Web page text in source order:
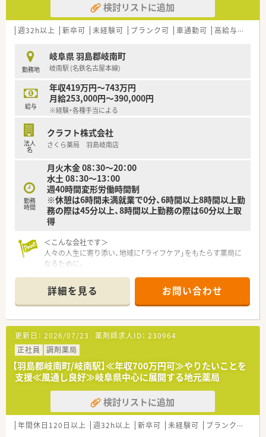
検討リストに追加
週32h以上 新卒可 未経験可 ブランク可 車通勤可 高給与(600万円以上)
勤務地
岐阜県 羽島郡岐南町
岐南駅 (名鉄名古屋本線)
給与
年収419万円～743万円
月給253,000円～390,000円
※経験・各種手当による
法人
名
クラフト株式会社
さくら薬局 羽島岐南店
勤務
時間
月火木金 08：30～20：00
水土 08：30～13：00
週40時間変形労働時間制
※休憩は6時間未満就業で0分、6時間以上8時間以上勤
務の際は45分以上、8時間以上勤務の際は60分以上取
得
＜こんな会社です＞
人々の人生に寄り添い、地域に「ライフケア」をもたらす薬局に
なるために。
りひとりの人生に寄り添い、質の高い医療サービスを届ける薬剤
師を求め育てています。
＜特徴・ポイントのご紹介＞
★薬剤師を守る独自システム
業務をサポートするために様々なシステムを独自開発していま
す。
その一つが約20年前から導入され、進化を続けている調剤シス
テム「SPITS」。
処方箋受付から一連の調剤業務を連動させ、業務効率化を図るほ
か、
調剤過誤防止機能を高め、患者様と働くスタッフを守っていま
す。
システム改修が必要な制度変更があった場合も、迅速に対応でき
詳細を見る お問い合わせ
更新日： 2026/07/23 薬剤師求人ID： 230964
正社員
調剤薬局
【羽島郡岐南町/岐南駅】≪年収700万円可≫やりたいことを
支援≪風通し良好≫岐阜県中心に展開する地元薬局
検討リストに追加
年間休日120日以上 週32h以上 新卒可 未経験可 ブランク可